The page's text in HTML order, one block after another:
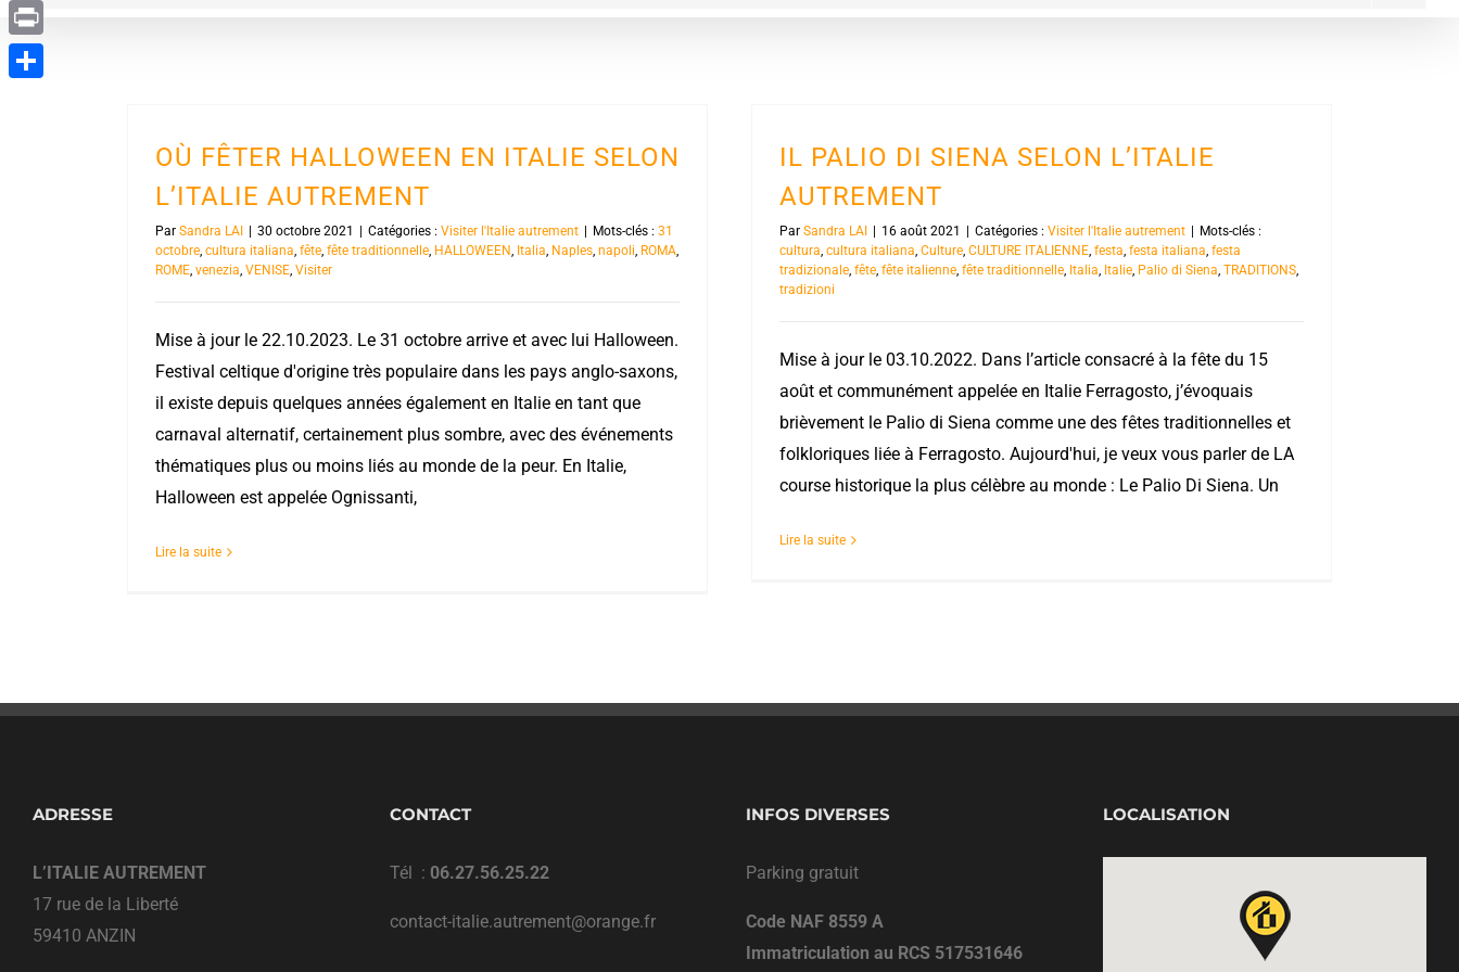
OÙ FÊTER HALLOWEEN EN ITALIE SELON
L’ITALIE AUTREMENT
Par Sandra LAI 30 octobre 2021 Catégories : Visiter l'Italie autrement Mots-clés : 31
octobre, cultura italiana, fête, fête traditionnelle, HALLOWEEN, Italia, Naples, napoli, ROMA,
ROME, venezia, VENISE, Visiter
Mise à jour le 22.10.2023. Le 31 octobre arrive et avec lui Halloween.
Festival celtique d'origine très populaire dans les pays anglo-saxons,
il existe depuis quelques années également en Italie en tant que
carnaval alternatif, certainement plus sombre, avec des événements
thématiques plus ou moins liés au monde de la peur. En Italie,
Halloween est appelée Ognissanti,
Lire la suite
IL PALIO DI SIENA SELON L’ITALIE
AUTREMENT
Par Sandra LAI 16 août 2021 Catégories : Visiter l'Italie autrement
Mots-clés :
cultura, cultura italiana, Culture, CULTURE ITALIENNE, festa, festa italiana, festa
tradizionale, fête, fête italienne, fête traditionnelle, Italia, Italie, Palio di Siena, TRADITIONS,
tradizioni
Mise à jour le 03.10.2022. Dans l’article consacré à la fête du 15
août et communément appelée en Italie Ferragosto, j’évoquais
brièvement le Palio di Siena comme une des fêtes traditionnelles et
folkloriques liée à Ferragosto. Aujourd'hui, je veux vous parler de LA
course historique la plus célèbre au monde : Le Palio Di Siena. Un
Lire la suite
ADRESSE
L’ITALIE AUTREMENT
17 rue de la Liberté
59410 ANZIN
CONTACT
Tél : 06.27.56.25.22
contact-italie.autrement@orange.fr
INFOS DIVERSES
Parking gratuit
Code NAF 8559 A
Immatriculation au RCS 517531646
LOCALISATION
Evernote
Print